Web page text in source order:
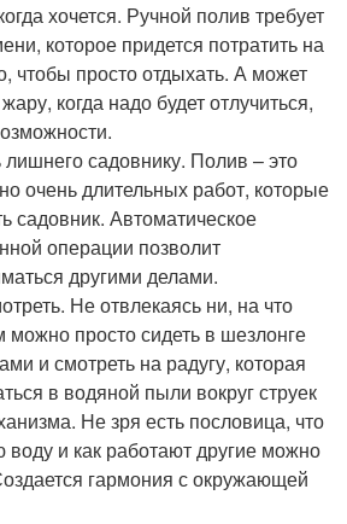
хочется. Ручной полив требует
которое придется потратить на
чтобы просто отдыхать. А может
когда надо будет отлучиться,
садовнику. Полив – это
очень длительных работ, которые
садовник. Автоматическое
операции позволит
другими делами.
Не отвлекаясь ни, на что
просто сидеть в шезлонге
и смотреть на радугу, которая
в водяной пыли вокруг струек
Не зря есть пословица, что
воду и как работают другие можно
гармония с окружающей